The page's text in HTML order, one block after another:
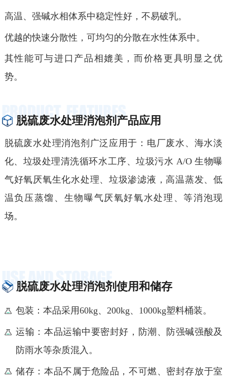
高温、强碱水相体系中稳定性好，不易破乳。
优越的快速分散性，可均匀的分散在水性体系中。
其性能可与进口产品相媲美，而价格更具明显之优
势。
脱硫废水处理消泡剂产品应用
脱硫废水处理消泡剂广泛应用于：电厂废水、海水淡
化、 垃圾处理清洗循环水工序、垃圾污水 A/O 生物曝
气好氧厌氧生化水处理、垃圾渗滤液，高温蒸发、低
温负压蒸馏、 生物曝气厌氧好氧水处理 、等消泡现
场。
脱硫废水处理消泡剂使用和储存
包装：本品采用60kg、200kg、1000kg塑料桶装。
运输：本品运输中要密封好，防潮、防强碱强酸及
防雨水等杂质混入。
储存：本品不属于危险品，不可燃、密封存放于室